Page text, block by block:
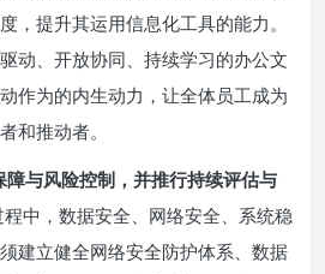
，提升其运用信息化工具的能力。
动、开放协同、持续学习的办公文
作为的内生动力，让全体员工成为
和推动者。
障与风险控制，并推行持续评估与
中，数据安全、网络安全、系统稳
建立健全网络安全防护体系、数据